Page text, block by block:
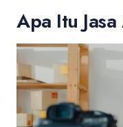
Apa Itu